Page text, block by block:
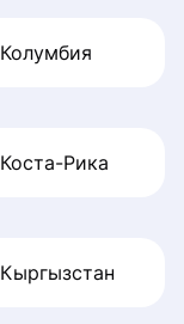
Колумбия
Коста-Рика
Кыргызстан